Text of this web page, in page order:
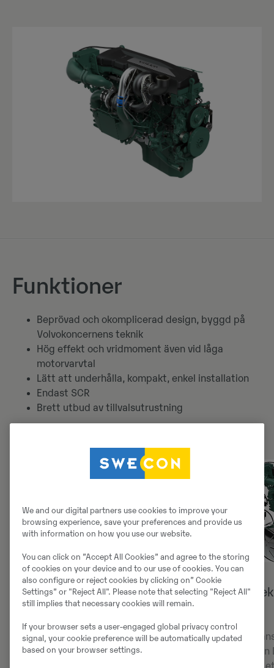
Funktioner
Beprövad och okomplicerad design, byggd på
Volvokoncernens teknik
Hög effekt och vridmoment även vid låga
motorvarvtal
Lätt att underhålla, kompakt, enkel installation
Endast SCR
Brett utbud av tillvalsutrustning
Bränsleeffektivitet
Bränsleeffektiviteten i världsklass
hos D16-industrimotorn, i
kombination med det tillförlitliga
För bättre
We and our digital partners use cookies to improve your
browsing experience, save your preferences and provide us
with information on how you use our website.
You can click on ”Accept All Cookies” and agree to the storing
of cookies on your device and to our use of cookies. You can
also configure or reject cookies by clicking on” Cookie
Settings” or "Reject All". Please note that selecting "Reject All"
still implies that necessary cookies will remain.
If your browser sets a user-engaged global privacy control
signal, your cookie preference will be automatically updated
based on your browser settings.